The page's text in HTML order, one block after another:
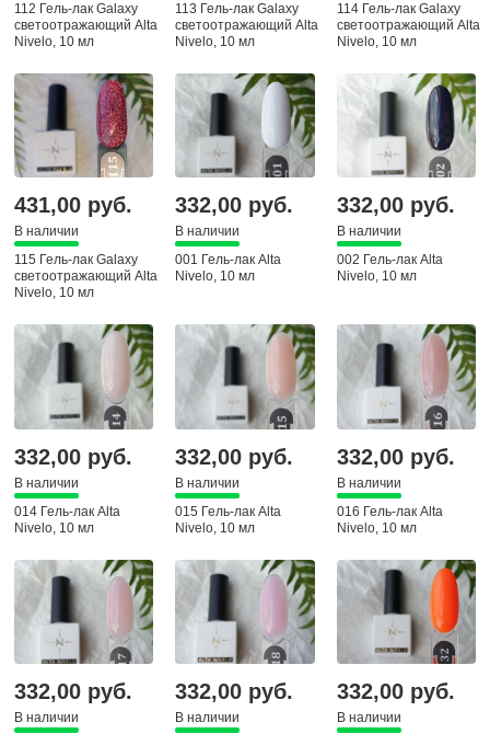
112 Гель-лак Galaxy
светоотражающий Alta
Nivelo, 10 мл
113 Гель-лак Galaxy
светоотражающий Alta
Nivelo, 10 мл
114 Гель-лак Galaxy
светоотражающий Alta
Nivelo, 10 мл
431,00 руб.
В наличии
115 Гель-лак Galaxy
светоотражающий Alta
Nivelo, 10 мл
332,00 руб.
В наличии
001 Гель-лак Alta
Nivelo, 10 мл
332,00 руб.
В наличии
002 Гель-лак Alta
Nivelo, 10 мл
332,00 руб.
В наличии
014 Гель-лак Alta
Nivelo, 10 мл
332,00 руб.
В наличии
015 Гель-лак Alta
Nivelo, 10 мл
332,00 руб.
В наличии
016 Гель-лак Alta
Nivelo, 10 мл
332,00 руб.
В наличии
332,00 руб.
В наличии
332,00 руб.
В наличии